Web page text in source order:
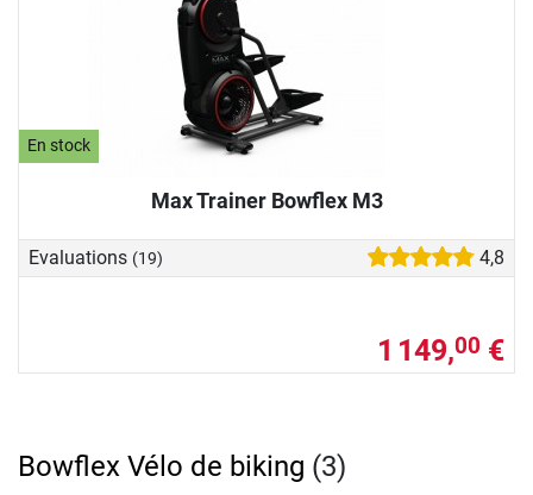
En stock
Max Trainer Bowflex M3
Evaluations (19) 4,8
1 149,00 €
Bowflex Vélo de biking (3)